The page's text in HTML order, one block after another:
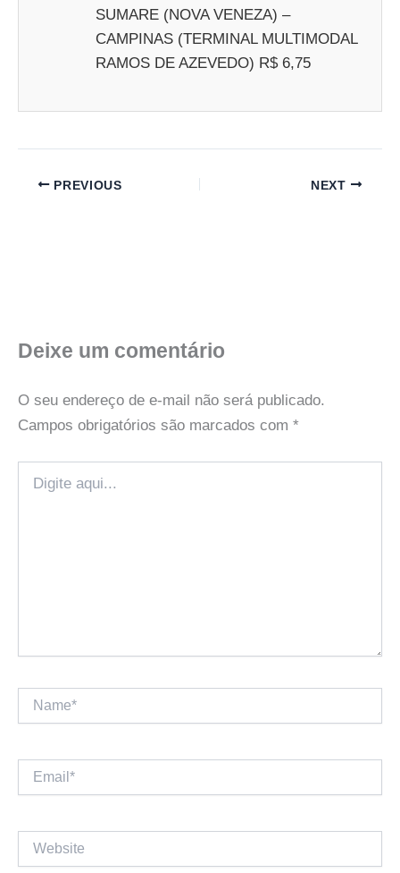
SUMARE (NOVA VENEZA) –
CAMPINAS (TERMINAL MULTIMODAL
RAMOS DE AZEVEDO) R$ 6,75
PREVIOUS NEXT
Deixe um comentário
O seu endereço de e-mail não será publicado.
Campos obrigatórios são marcados com *
aqui...
Name*